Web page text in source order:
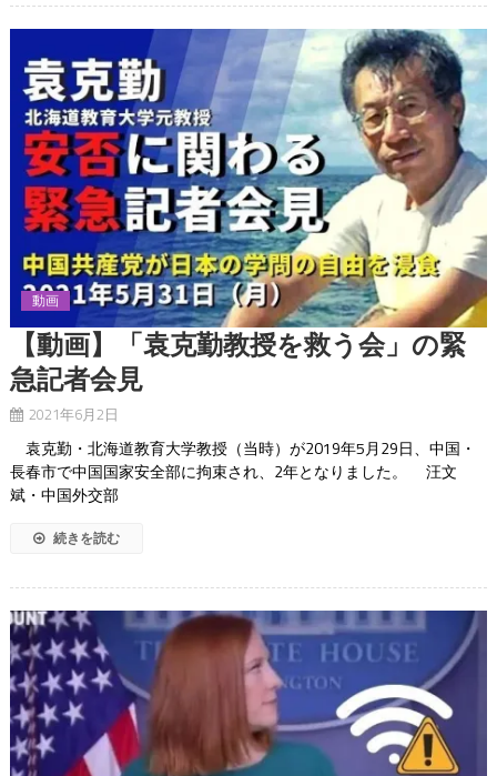
動画
【動画】「袁克勤教授を救う会」の緊
急記者会見
2021年6月2日
袁克勤・北海道教育大学教授（当時）が2019年5月29日、中国・
長春市で中国国家安全部に拘束され、2年となりました。 汪文
斌・中国外交部
続きを読む